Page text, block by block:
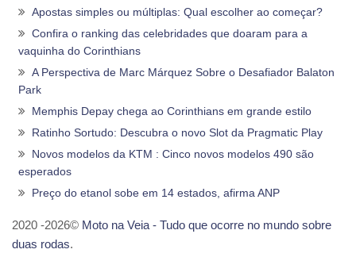
Apostas simples ou múltiplas: Qual escolher ao começar?
Confira o ranking das celebridades que doaram para a
vaquinha do Corinthians
A Perspectiva de Marc Márquez Sobre o Desafiador Balaton
Park
Memphis Depay chega ao Corinthians em grande estilo
Ratinho Sortudo: Descubra o novo Slot da Pragmatic Play
Novos modelos da KTM : Cinco novos modelos 490 são
esperados
Preço do etanol sobe em 14 estados, afirma ANP
2020 -2026© Moto na Veia - Tudo que ocorre no mundo sobre
duas rodas.